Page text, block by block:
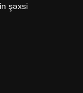
şəxsi